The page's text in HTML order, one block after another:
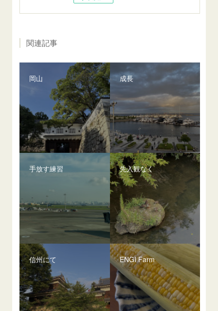
関連記事
岡山 成長
手放す練習 先入観なく
信州にて ENGI Farm